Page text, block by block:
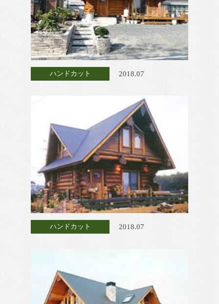
ハンドカット 2018.07
ハンドカット 2018.07